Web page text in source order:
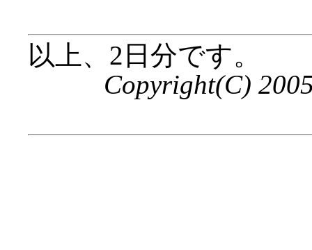
以上、2日分です。
Copyright(C)